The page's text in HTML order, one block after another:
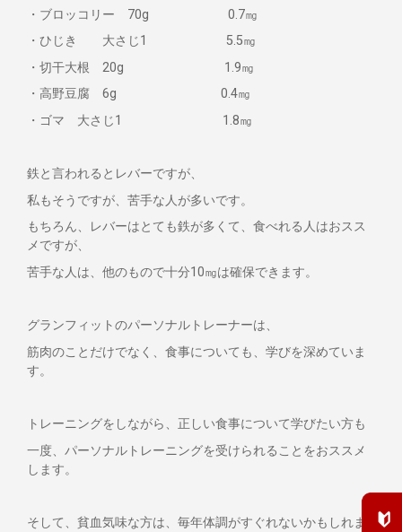
・ブロッコリー 70g 0.7㎎
・ひじき 大さじ1 5.5㎎
・切干大根 20g 1.9㎎
・高野豆腐 6g 0.4㎎
・ゴマ 大さじ1 1.8㎎
鉄と言われるとレバーですが、
私もそうですが、苦手な人が多いです。
もちろん、レバーはとても鉄が多くて、食べれる人はおスス
メですが、
苦手な人は、他のもので十分10㎎は確保できます。
グランフィットのパーソナルトレーナーは、
筋肉のことだけでなく、食事についても、学びを深めていま
す。
トレーニングをしながら、正しい食事について学びたい方も
一度、パーソナルトレーニングを受けられることをおススメ
します。
そして、貧血気味な方は、毎年体調がすぐれないかもしれま